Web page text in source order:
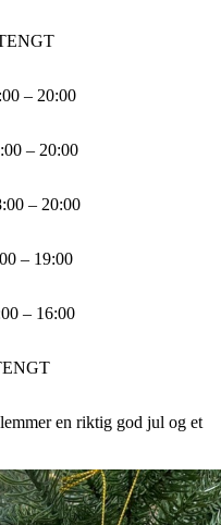
– 20:00
– 20:00
– 20:00
– 19:00
– 16:00
en riktig god jul og et